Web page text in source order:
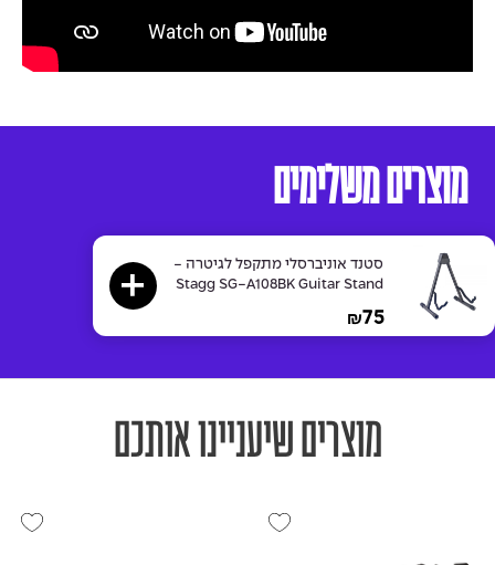
מוצרים משלימים
סטנד אוניברסלי מתקפל לגיטרה -
Stagg SG-A108BK Guitar Stand
₪75
מוצרים שיעניינו אותכם